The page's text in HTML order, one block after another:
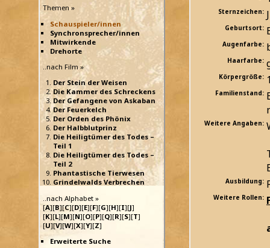
Themen »
Schauspieler/innen
Synchronsprecher/innen
Mitwirkende
Drehorte
..nach Film »
Der Stein der Weisen
Die Kammer des Schreckens
Der Gefangene von Askaban
Der Feuerkelch
Der Orden des Phönix
Der Halbblutprinz
Die Heiligtümer des Todes –
Teil 1
Die Heiligtümer des Todes –
Teil 2
Phantastische Tierwesen
Grindelwalds Verbrechen
..nach Alphabet »
[A][B][C][D][E][F][G][H][I][J]
[K][L][M][N][O][P][Q][R][S][T]
[U][V][W][X][Y][Z]
Erweiterte Suche
Sternzeichen:
Geburtsort:
Augenfarbe:
Haarfarbe:
Körpergröße:
Familienstand:
Weitere Angaben:
Ausbildung:
Weitere Rollen: